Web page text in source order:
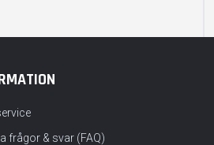
frågor & svar (FAQ)